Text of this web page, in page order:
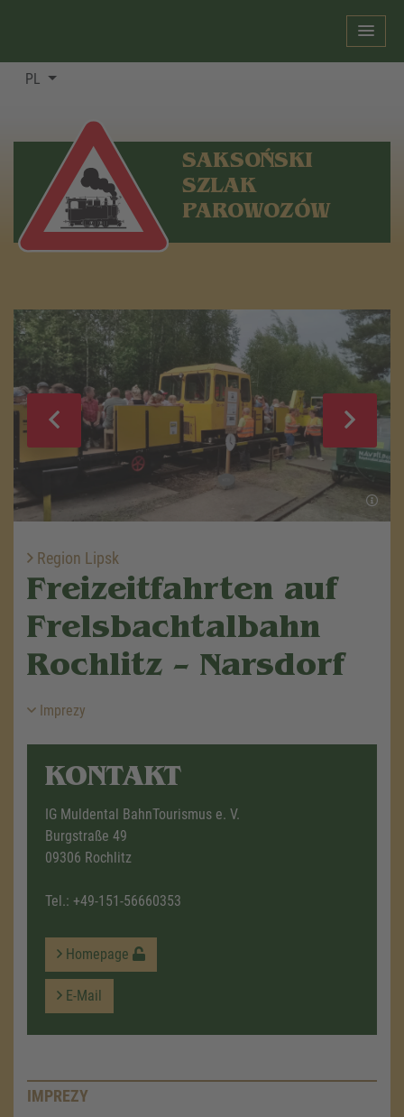
PL
SAKSOŃSKI
SZLAK
PAROWOZÓW
Region Lipsk
Freizeitfahrten auf
Frelsbachtalbahn
Rochlitz – Narsdorf
Imprezy
KONTAKT
IG Muldental BahnTourismus e. V.
Burgstraße 49
09306 Rochlitz
Tel.: +49-151-56660353
Homepage
E-Mail
IMPREZY